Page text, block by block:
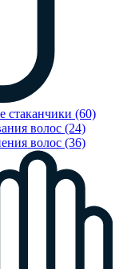
стаканчики (60)
волос (24)
волос (36)